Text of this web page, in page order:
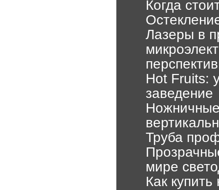
Когда
Лазеры в
Hot Fruits:
заведение
Труба
мире
Как